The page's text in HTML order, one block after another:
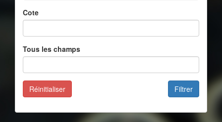
Cote
Tous les champs
Filtrer
Réinitialiser